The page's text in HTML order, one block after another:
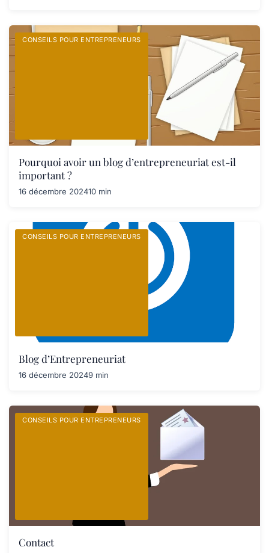
CONSEILS POUR ENTREPRENEURS
Pourquoi avoir un blog d’entrepreneuriat est-il
important ?
16 décembre 202410 min
CONSEILS POUR ENTREPRENEURS
Blog d’Entrepreneuriat
16 décembre 20249 min
CONSEILS POUR ENTREPRENEURS
Contact